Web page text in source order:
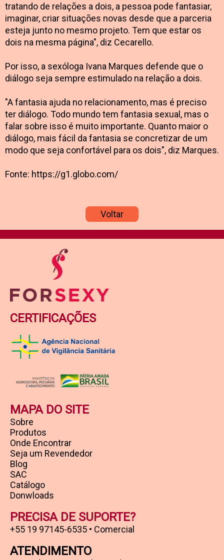
tratando de relações a dois, a pessoa pode fantasiar,
imaginar, criar situações novas desde que a parceria
esteja junto no mesmo projeto. Tem que estar os
dois na mesma página", diz Cecarello.
Por isso, a sexóloga Ivana Marques defende que o
diálogo seja sempre estimulado na relação a dois.
"A fantasia ajuda no relacionamento, mas é preciso
ter diálogo. Todo mundo tem fantasia sexual, mas o
falar sobre isso é muito importante. Quanto maior o
diálogo, mais fácil da fantasia se concretizar de um
modo que seja confortável para os dois", diz Marques.
Fonte: https://g1.globo.com/
Voltar
CERTIFICAÇÕES
MAPA DO SITE
Sobre
Produtos
Onde Encontrar
Seja um Revendedor
Blog
SAC
Catálogo
Donwloads
PRECISA DE SUPORTE?
+55 19 97145-6535 • Comercial
ATENDIMENTO